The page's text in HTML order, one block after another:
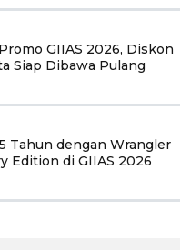
GIIAS 2026, Diskon
Siap Dibawa Pulang
Tahun dengan Wrangler
Edition di GIIAS 2026